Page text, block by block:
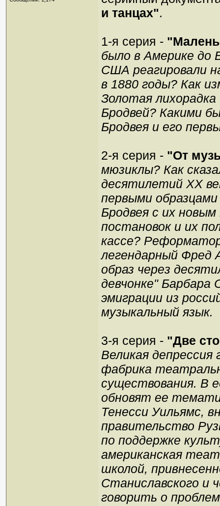
и танцах".
1-я серия -
было в Америке до
США реагировали
в 1880 годы? Как
Золотая лихорадка
Бродвей? Какими
Бродвея и его
2-я серия - "От
мюзиклы? Как
десятилетий ХХ
первыми
Бродвея с их
постановок и их
кассе?
легендарный Фред
образ через
девчонке" Барбара
эмиграции из
музыкальный язык.
3-я серия - "Две
Великая
фабрика
существования. В
обновят ее
Тенесси Уильямс,
правительство
по поддержке
американская
школой,
Станиславского и
говорить о